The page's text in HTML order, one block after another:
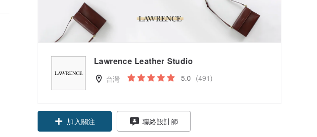
Lawrence Leather Studio
台灣 5.0 (491)
加入關注 聯絡設計師